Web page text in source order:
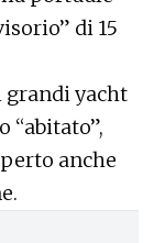
di 15
yacht
“abitato”,
anche